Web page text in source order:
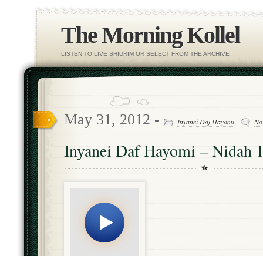
The Morning Kollel
LISTEN TO LIVE SHIURIM OR SELECT FROM THE ARCHIVE
May 31, 2012 - Inyanei Daf Hayomi
Inyanei Daf Hayomi – Nidah